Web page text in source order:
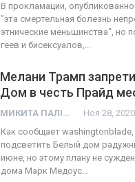
В прокламации,
"эта смертельная болезнь
этнические меньшинства", но
геев и бисексуалов,…
Мелани Трамп
Дом в честь Прайд
МИКИТА ПАЛІЙ Ноя 28, 2020
Как сообщает
подсветить Белый дом
июне, но этому плану не
дома Марк Медоус…